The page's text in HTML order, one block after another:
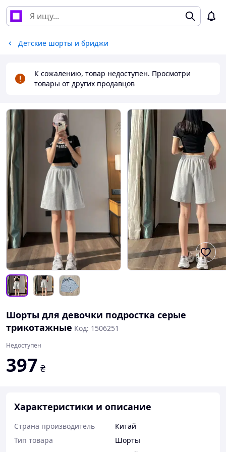
Детские шорты и бриджи
К сожалению, товар недоступен. Просмотри
товары от других продавцов
Шорты для девочки подростка серые
трикотажные Код: 1506251
Недоступен
397 ₴
Характеристики и описание
Страна производитель
Китай
Тип товара
Шорты